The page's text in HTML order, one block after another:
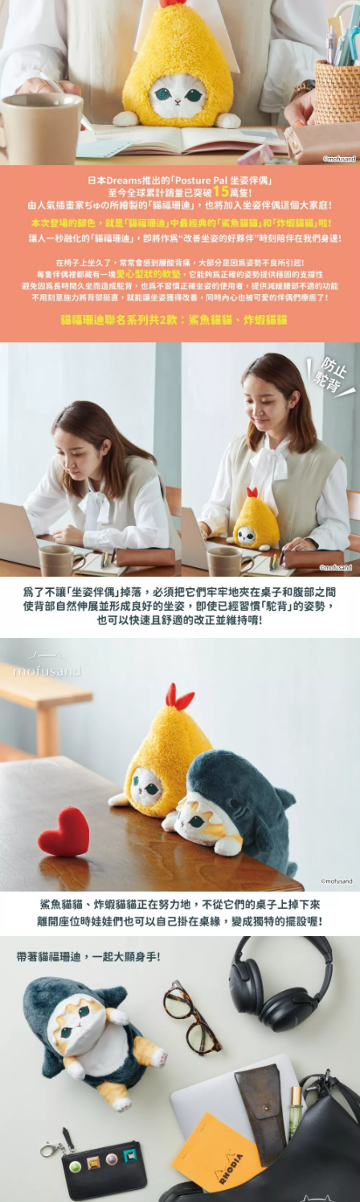
４．使用「AFTEE先享後付」時，將依據個別帳號之用戶狀況，依本公司即
時審查核予不同之上限額度；若仍有額度不足之情形，本公司將視審查結果
請求用戶進行身份認證。
５．嚴禁一人註冊多個帳號或使用他人資訊註冊。若發現惡意使用之情形，
恩沛科技股份有限公司將有權停止該用戶之使用額度並採取法律行動。